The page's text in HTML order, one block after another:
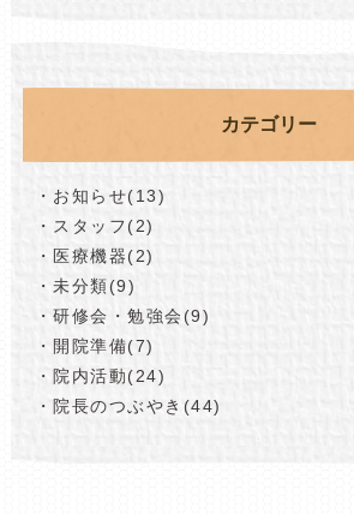
カテゴリー
・お知らせ(13)
・スタッフ(2)
・医療機器(2)
・未分類(9)
・研修会・勉強会(9)
・開院準備(7)
・院内活動(24)
・院長のつぶやき(44)